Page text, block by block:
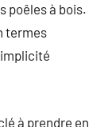
poêles à bois.
termes
à prendre en